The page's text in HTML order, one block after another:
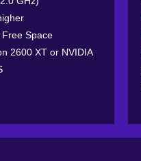
Free Space
2600 XT or NVIDIA